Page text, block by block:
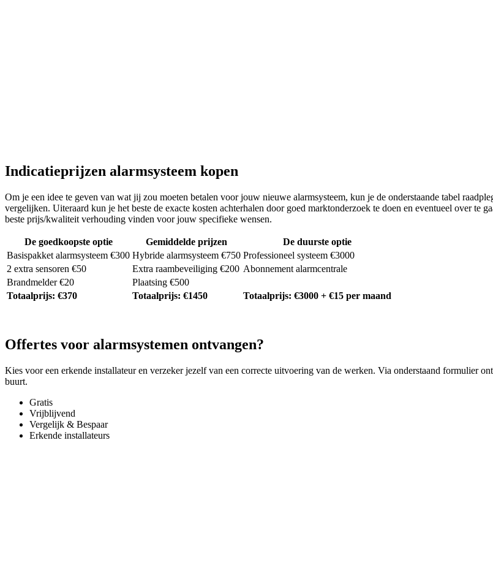
Indicatieprijzen alarmsysteem kopen
Om je een idee te geven van wat jij zou moeten betalen voor jouw nieuwe alarmsysteem, kun je de onderstaande tabel
vergelijken. Uiteraard kun je het beste de exacte kosten achterhalen door goed marktonderzoek te doen en eventueel over te
beste prijs/kwaliteit verhouding vinden voor jouw specifieke wensen.
De goedkoopste optie Gemiddelde prijzen
De duurste optie
Basispakket alarmsysteem €300 Hybride alarmsysteem €750 Professioneel systeem €3000
2 extra sensoren €50
Extra raambeveiliging €200 Abonnement alarmcentrale
Brandmelder €20
Plaatsing €500
Totaalprijs: €370
Totaalprijs: €1450 Totaalprijs: €3000 + €15 per maand
Offertes voor alarmsystemen ontvangen?
Kies voor een erkende installateur en verzeker jezelf van een correcte uitvoering van de werken. Via onderstaand formulier
buurt.
Gratis
Vrijblijvend
Vergelijk & Bespaar
Erkende installateurs